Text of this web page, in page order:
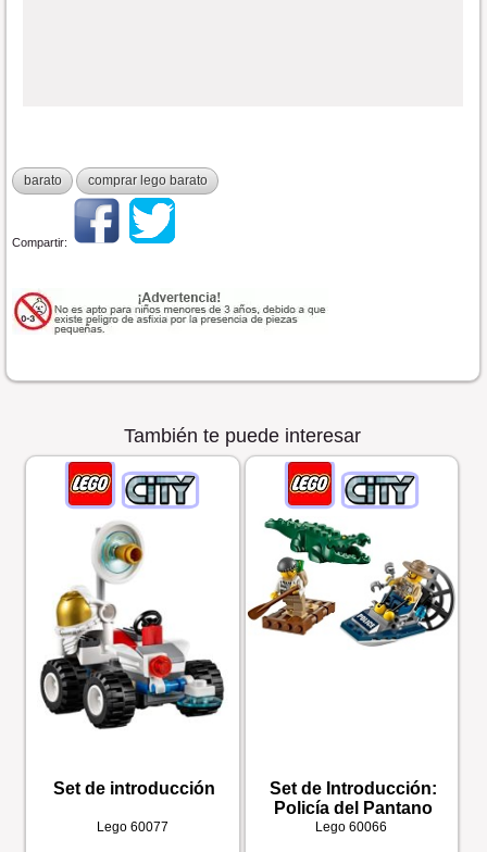
barato comprar lego barato
Compartir:
También te puede interesar
Set de introducción
Lego 60077
Set de Introducción:
Policía del Pantano
Lego 60066